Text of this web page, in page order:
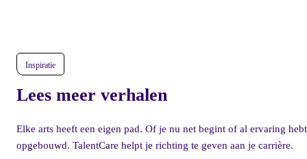
Inspiratie
Lees meer verhalen
Elke arts heeft een eigen pad. Of je nu net begint of al ervaring hebt
opgebouwd. TalentCare helpt je richting te geven aan je carrière.